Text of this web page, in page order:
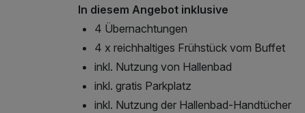
In diesem Angebot inklusive
4 Übernachtungen
4 x reichhaltiges Frühstück vom Buffet
inkl. Nutzung von Hallenbad
inkl. gratis Parkplatz
inkl. Nutzung der Hallenbad-Handtücher